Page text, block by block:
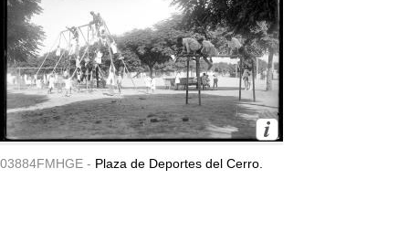
03884FMHGE - Plaza de Deportes del Cerro.